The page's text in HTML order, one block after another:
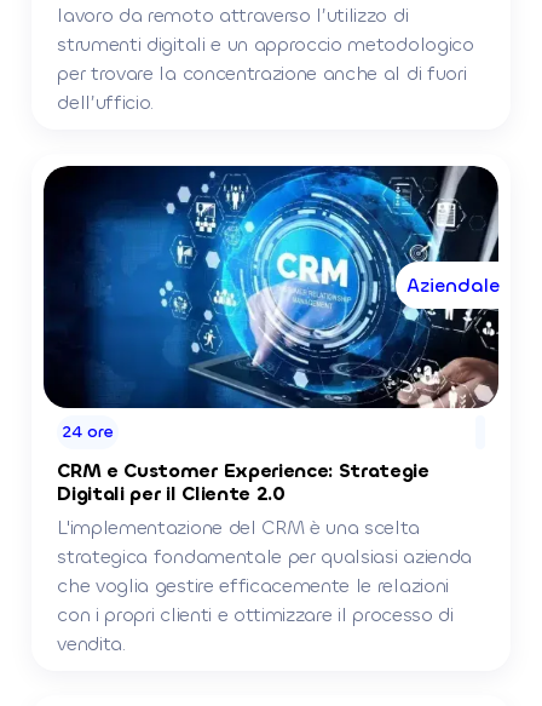
lavoro da remoto attraverso l’utilizzo di
strumenti digitali e un approccio metodologico
per trovare la concentrazione anche al di fuori
dell’ufficio.
24 ore
CRM e Customer Experience: Strategie
Digitali per il Cliente 2.0
L'implementazione del CRM è una scelta
strategica fondamentale per qualsiasi azienda
che voglia gestire efficacemente le relazioni
con i propri clienti e ottimizzare il processo di
vendita.
Aziendale